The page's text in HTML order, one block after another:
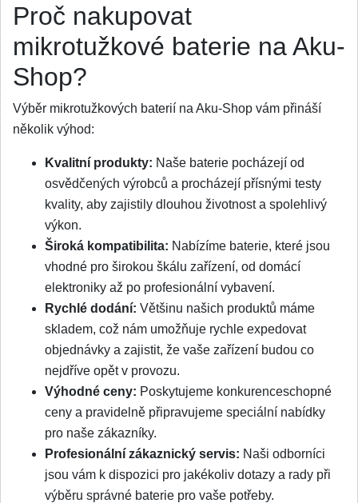
Proč nakupovat
mikrotužkové baterie na Aku-
Shop?
Výběr mikrotužkových baterií na Aku-Shop vám přináší
několik výhod:
Kvalitní produkty: Naše baterie pocházejí od
osvědčených výrobců a procházejí přísnými testy
kvality, aby zajistily dlouhou životnost a spolehlivý
výkon.
Široká kompatibilita: Nabízíme baterie, které jsou
vhodné pro širokou škálu zařízení, od domácí
elektroniky až po profesionální vybavení.
Rychlé dodání: Většinu našich produktů máme
skladem, což nám umožňuje rychle expedovat
objednávky a zajistit, že vaše zařízení budou co
nejdříve opět v provozu.
Výhodné ceny: Poskytujeme konkurenceschopné
ceny a pravidelně připravujeme speciální nabídky
pro naše zákazníky.
Profesionální zákaznický servis: Naši odborníci
jsou vám k dispozici pro jakékoliv dotazy a rady při
výběru správné baterie pro vaše potřeby.